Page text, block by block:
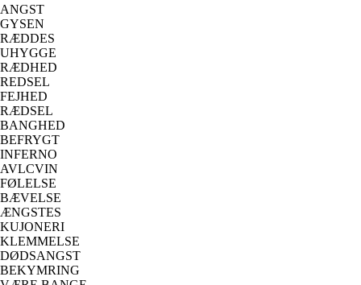
ANGST
GYSEN
RÆDDES
UHYGGE
RÆDHED
REDSEL
FEJHED
RÆDSEL
BANGHED
BEFRYGT
INFERNO
AVLCVIN
FØLELSE
BÆVELSE
ÆNGSTES
KUJONERI
KLEMMELSE
DØDSANGST
BEKYMRING